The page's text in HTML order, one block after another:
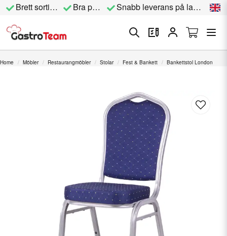
Brett sortiment Bra priser Snabb leverans på lagervara
Home Möbler Restaurangmöbler Stolar Fest & Bankett Bankettstol London